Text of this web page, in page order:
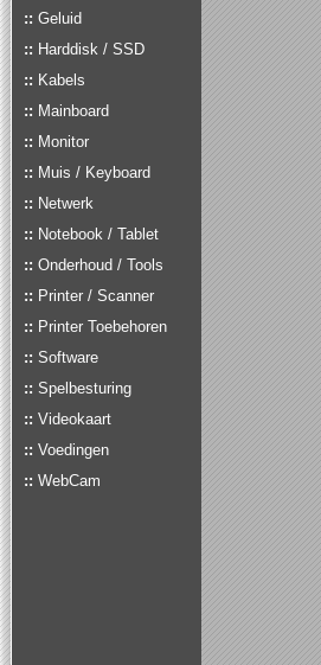
:: Geluid
:: Harddisk / SSD
:: Kabels
:: Mainboard
:: Monitor
:: Muis / Keyboard
:: Netwerk
:: Notebook / Tablet
:: Onderhoud / Tools
:: Printer / Scanner
:: Printer Toebehoren
:: Software
:: Spelbesturing
:: Videokaart
:: Voedingen
:: WebCam